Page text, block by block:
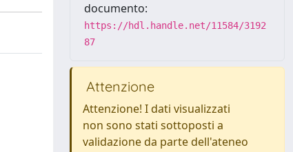
documento:
https://hdl.handle.net/11584/3192
87
Attenzione
Attenzione! I dati visualizzati
non sono stati sottoposti a
validazione da parte dell'ateneo